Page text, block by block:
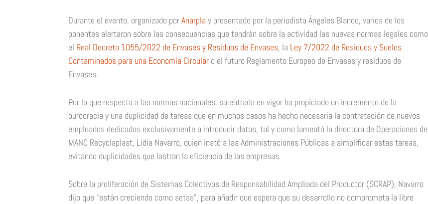
Durante el evento, organizado porAnarpla y presentado por la periodista Ángeles Blanco, varios de los
ponentes alertaron sobre las consecuencias que tendrán sobre la actividad las nuevas normas legales como
el Real Decreto 1055/2022 de Envases y Residuos de Envases, la Ley 7/2022 de Residuos y Suelos
Contaminados para una Economía Circular o el futuro Reglamento Europeo de Envases y residuos de
Envases.
Por lo que respecta a las normas nacionales, su entrada en vigor ha propiciado un incremento de la
burocracia y una duplicidad de tareas que en muchos casos ha hecho necesaria la contratación de nuevos
empleados dedicados exclusivamente a introducir datos, tal y como lamentó la directora de Operaciones de
MANC Recyclaplast, Lidia Navarro, quien instó a las Administraciones Públicas a simplificar estas tareas,
evitando duplicidades que lastran la eficiencia de las empresas.
Sobre la proliferación de Sistemas Colectivos de Responsabilidad Ampliada del Productor (SCRAP), Navarro
dijo que “están creciendo como setas”, para añadir que espera que su desarrollo no comprometa la libre